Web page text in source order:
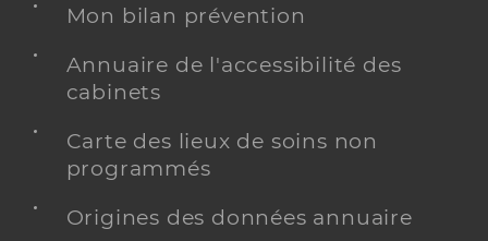
Mon bilan prévention
Annuaire de l'accessibilité des
cabinets
Carte des lieux de soins non
programmés
Origines des données annuaire